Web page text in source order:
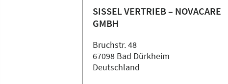
SISSEL VERTRIEB – NOVACARE
GMBH
Bruchstr. 48
67098 Bad Dürkheim
Deutschland